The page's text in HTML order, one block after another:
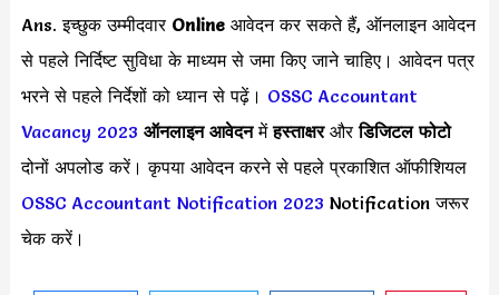
Ans. इच्छुक उम्मीदवार Online आवेदन कर सकते हैं, ऑनलाइन आवेदन
से पहले निर्दिष्ट सुविधा के माध्यम से जमा किए जाने चाहिए। आवेदन पत्र
भरने से पहले निर्देशों को ध्यान से पढ़ें। OSSC Accountant
Vacancy 2023 ऑनलाइन आवेदनमेंहस्ताक्षरऔरडिजिटल फोटो
दोनों अपलोड करें। कृपया आवेदन करने से पहले प्रकाशित ऑफीशियल
OSSC Accountant Notification 2023 Notification जरूर
चेक करें।